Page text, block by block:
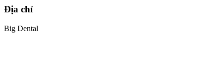
Địa chỉ
Big Dental